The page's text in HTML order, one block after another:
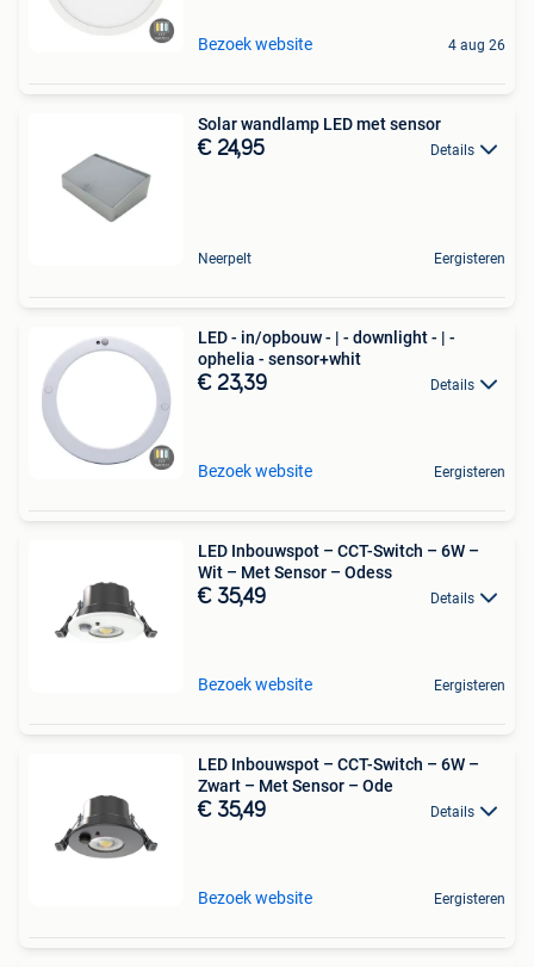
Bezoek website 4 aug 26
Solar wandlamp LED met sensor
€ 24,95 Details
Neerpelt Eergisteren
LED - in/opbouw - | - downlight - | -
ophelia - sensor+whit
€ 23,39 Details
Bezoek website Eergisteren
LED Inbouwspot – CCT-Switch – 6W –
Wit – Met Sensor – Odess
€ 35,49 Details
Bezoek website Eergisteren
LED Inbouwspot – CCT-Switch – 6W –
Zwart – Met Sensor – Ode
€ 35,49 Details
Bezoek website Eergisteren